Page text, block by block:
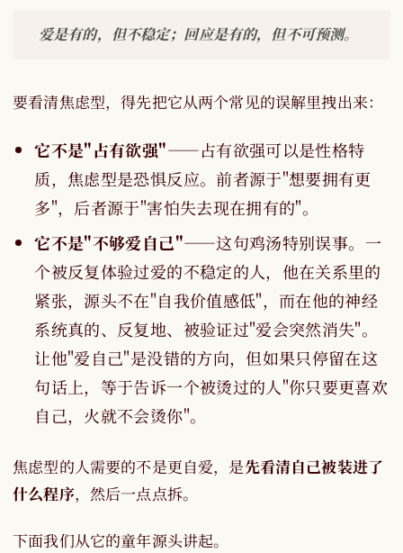
爱是有的，但不稳定；回应是有的，但不可预测。
要看清焦虑型，得先把它从两个常见的误解里拽出来：
它不是"占有欲强"——占有欲强可以是性格特
质，焦虑型是恐惧反应。前者源于"想要拥有更
多"，后者源于"害怕失去现在拥有的"。
它不是"不够爱自己"——这句鸡汤特别误事。一
个被反复体验过爱的不稳定的人，他在关系里的
紧张，源头不在"自我价值感低"，而在他的神经
系统真的、反复地、被验证过"爱会突然消失"。
让他"爱自己"是没错的方向，但如果只停留在这
句话上，等于告诉一个被烫过的人"你只要更喜欢
自己，火就不会烫你"。
焦虑型的人需要的不是更自爱，是先看清自己被装进了
什么程序，然后一点点拆。
下面我们从它的童年源头讲起。